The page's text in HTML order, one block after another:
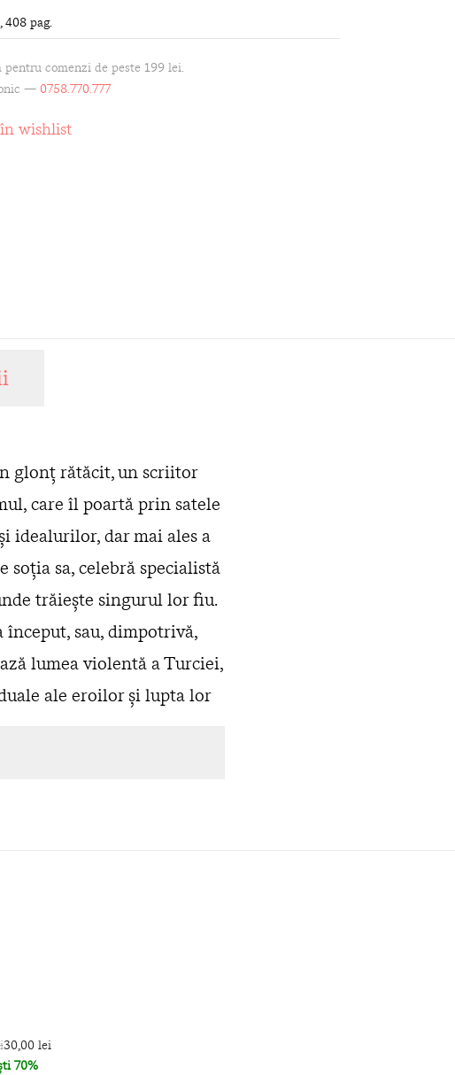
, 408 pag.
comenzi de peste 199 lei.
—0758.770.777
wishlist
glonţ rătăcit, un scriitor
care îl poartă prin satele
idealurilor, dar mai ales a
sa, celebră specialistă
trăieşte singurul lor fiu.
sau, dimpotrivă,
lumea violentă a Turciei,
ale eroilor şi lupta lor
30,00 lei
70%